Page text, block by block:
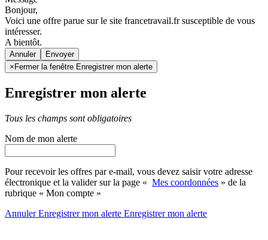
Bonjour,
Voici une offre parue sur le site francetravail.fr susceptible de vous
intéresser.
A bientôt.
Annuler
× Fermer la fenêtre Enregistrer mon alerte
Enregistrer mon alerte
Tous les champs sont obligatoires
Nom de mon alerte
Pour recevoir les offres par e-mail, vous devez saisir votre adresse
électronique et la valider sur la page « Mes coordonnées » de la
rubrique « Mon compte »
AnnulerEnregistrer mon alerte Enregistrermon alerte